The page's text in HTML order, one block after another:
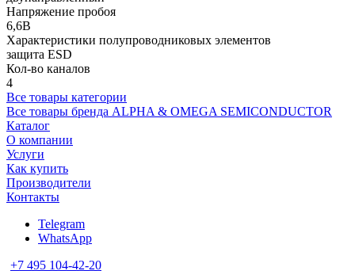
Напряжение пробоя
6,6В
Характеристики полупроводниковых элементов
защита ESD
Кол-во каналов
4
Все товары категории
Все товары бренда ALPHA & OMEGA SEMICONDUCTOR
Каталог
О компании
Услуги
Как купить
Производители
Контакты
Telegram
WhatsApp
+7 495 104-42-20